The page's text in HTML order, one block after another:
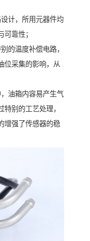
计，所用元器件均
靠性；
的温度补偿电路，
位采集的影响，从
油箱内容易产生气
别的工艺处理，
增强了传感器的稳